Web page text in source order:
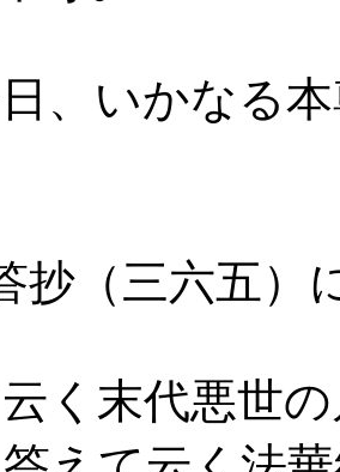
、いかなる
抄（三六五）
云く末代悪世